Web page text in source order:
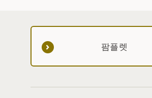
팜플렛